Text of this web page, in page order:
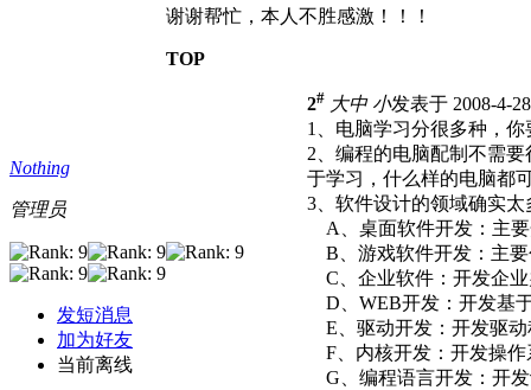
谢谢帮忙，本人不胜感激！！！
TOP
Nothing
管理员
发短消息
加为好友
当前离线
2# 大中 小发表于 2008-4-
1、电脑学习分很多种，
2、编程的电脑配制不需
于学习，什么样的电脑都
3、软件设计的领域确实
A、桌面软件开发：主
B、游戏软件开发：主要
C、企业软件：开发企业
D、WEB开发：开发基
E、驱动开发：开发驱
F、内核开发：开发操作
G、编程语言开发：开